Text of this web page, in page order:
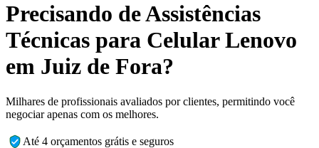
Precisando de Assistências
Técnicas para Celular Lenovo
em Juiz de Fora?
Milhares de profissionais avaliados por clientes, permitindo você
negociar apenas com os melhores.
Até 4 orçamentos grátis e seguros